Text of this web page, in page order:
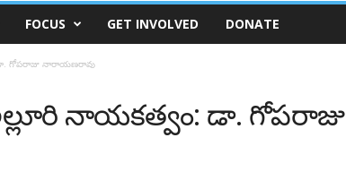
FOCUS GET INVOLVED DONATE
గోపరాజు నారాయణరావు
నాయకత్వం: డా. గోపరాజు